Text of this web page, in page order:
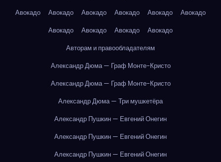
Авокадо
Авокадо Авокадо Авокадо Авокадо
Авокадо
Авокадо
Авокадо Авокадо
Авокадо
Авторам и правообладателям
Александр Дюма — Граф Монте-Кристо
Александр Дюма — Граф Монте-Кристо
Александр Дюма — Три мушкетёра
Александр Пушкин — Евгений Онегин
Александр Пушкин — Евгений Онегин
Александр Пушкин — Евгений Онегин